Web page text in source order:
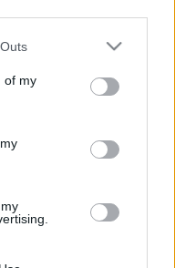
one or more Google
You may click to
its third-party tags to
in below Google
of my